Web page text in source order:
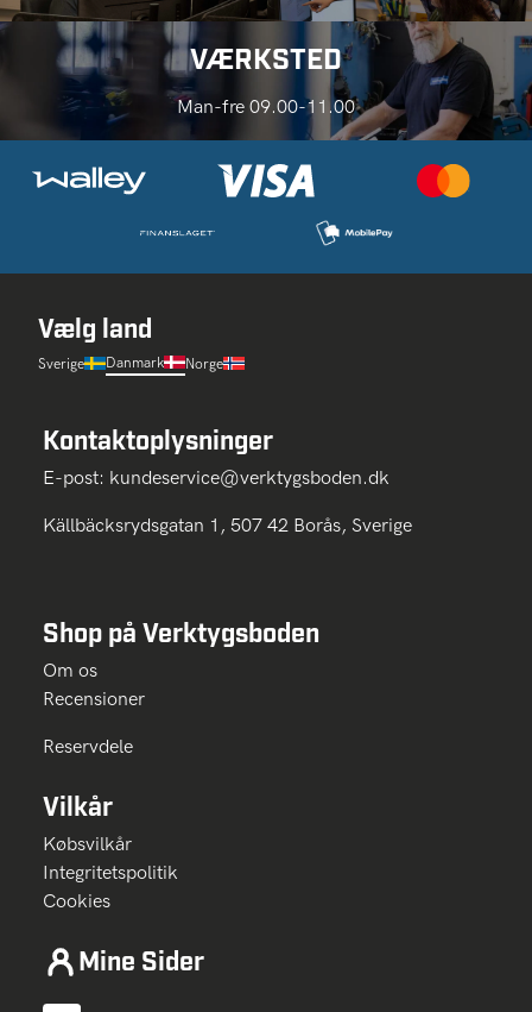
VÆRKSTED
Man-fre 09.00-11.00
Vælg land
Sverige Danmark Norge
Kontaktoplysninger
E-post: kundeservice@verktygsboden.dk
Källbäcksrydsgatan 1, 507 42 Borås, Sverige
Shop på Verktygsboden
Om os
Recensioner
Reservdele
Vilkår
Købsvilkår
Integritetspolitik
Cookies
Mine Sider